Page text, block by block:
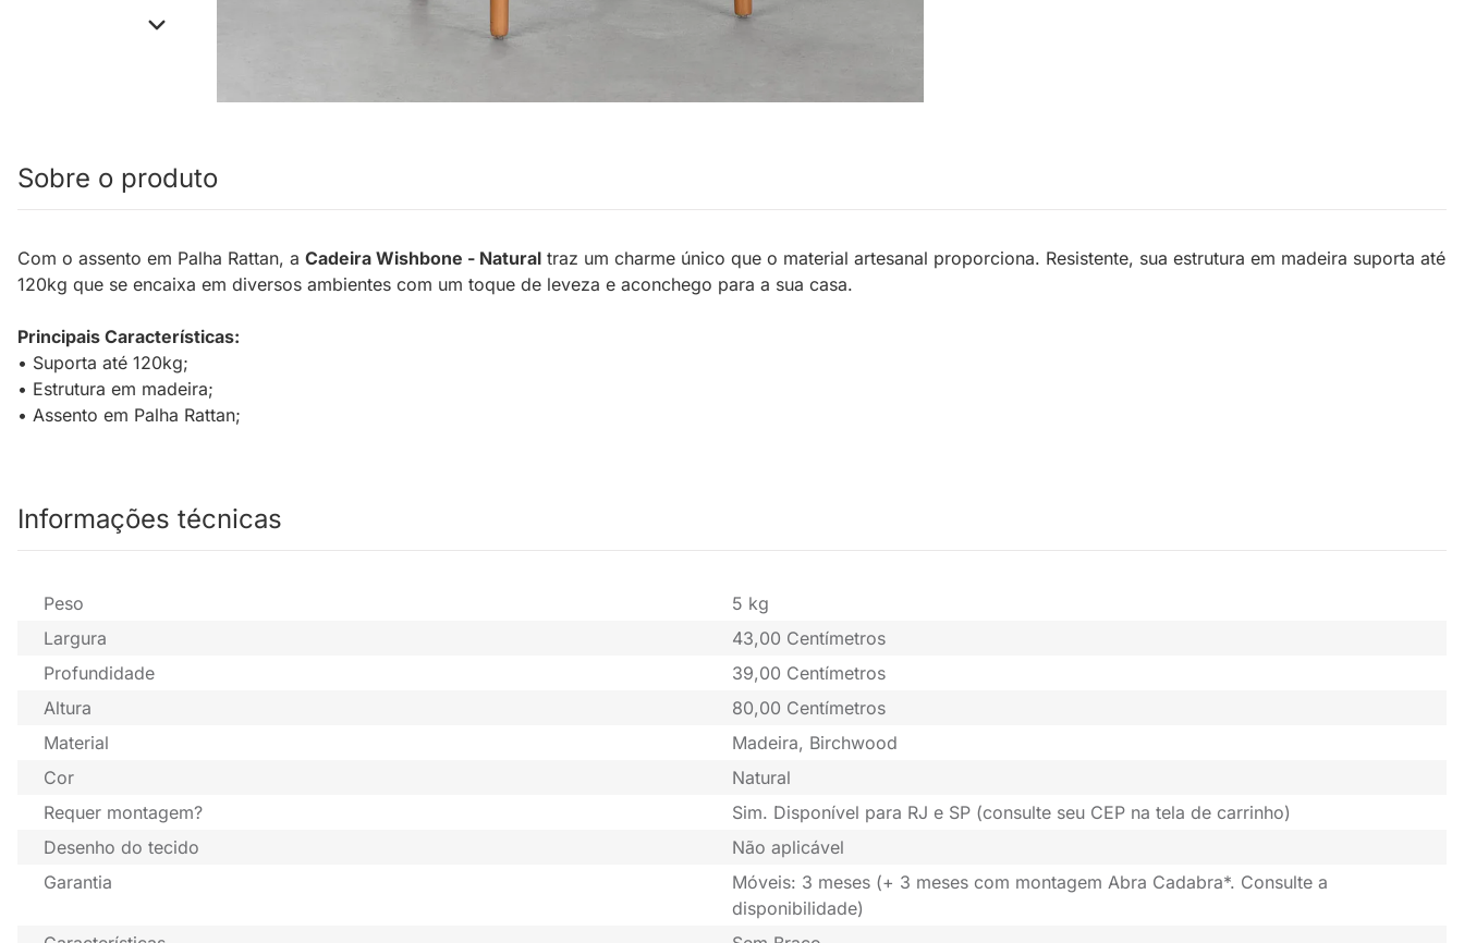
Sobre o produto
Com o assento em Palha Rattan, a Cadeira Wishbone - Natural traz um charme único que o material artesanal proporciona. Resistente, sua estrutura em madeira suporta até
120kg que se encaixa em diversos ambientes com um toque de leveza e aconchego para a sua casa.
Principais Características:
• Suporta até 120kg;
• Estrutura em madeira;
• Assento em Palha Rattan;
Informações técnicas
Peso
5 kg
Largura
43,00 Centímetros
Profundidade
39,00 Centímetros
Altura
80,00 Centímetros
Material
Madeira, Birchwood
Cor
Natural
Requer montagem?
Sim. Disponível para RJ e SP (consulte seu CEP na tela de carrinho)
Desenho do tecido
Não aplicável
Garantia
Móveis: 3 meses (+ 3 meses com montagem Abra Cadabra*. Consulte a
disponibilidade)